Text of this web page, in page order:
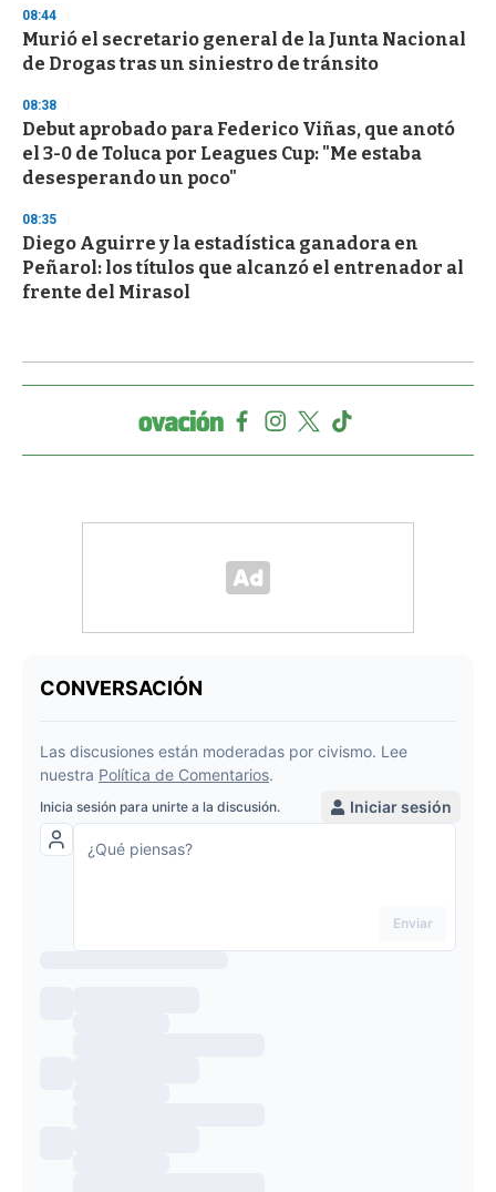
08:44
Murió el secretario general de la Junta Nacional
de Drogas tras un siniestro de tránsito
08:38
Debut aprobado para Federico Viñas, que anotó
el 3-0 de Toluca por Leagues Cup: "Me estaba
desesperando un poco"
08:35
Diego Aguirre y la estadística ganadora en
Peñarol: los títulos que alcanzó el entrenador al
frente del Mirasol